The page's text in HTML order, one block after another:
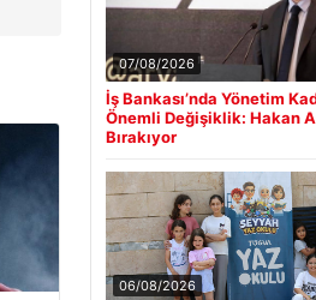
07/08/2026
İş Bankası’nda Yönetim
Önemli Değişiklik: Hakan
Bırakıyor
06/08/2026